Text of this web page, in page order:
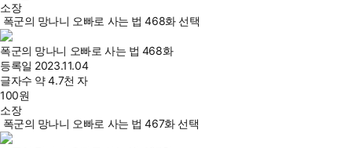
소장
폭군의 망나니 오빠로 사는 법 468화 선택
폭군의 망나니 오빠로 사는 법 468화
등록일 2023.11.04
글자수 약 4.7천 자
100원
소장
폭군의 망나니 오빠로 사는 법 467화 선택